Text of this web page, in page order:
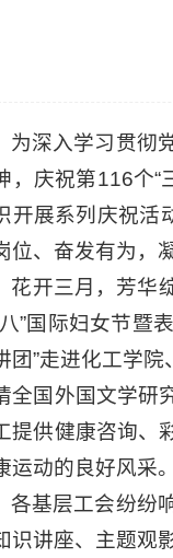
为深入学习贯彻
，庆祝第116个“
开展系列庆祝活
位、奋发有为，
花开三月，芳华
”国际妇女节暨
团”走进化工学
全国外国文学研
提供健康咨询、
运动的良好风采。
各基层工会纷纷
识讲座、主题观